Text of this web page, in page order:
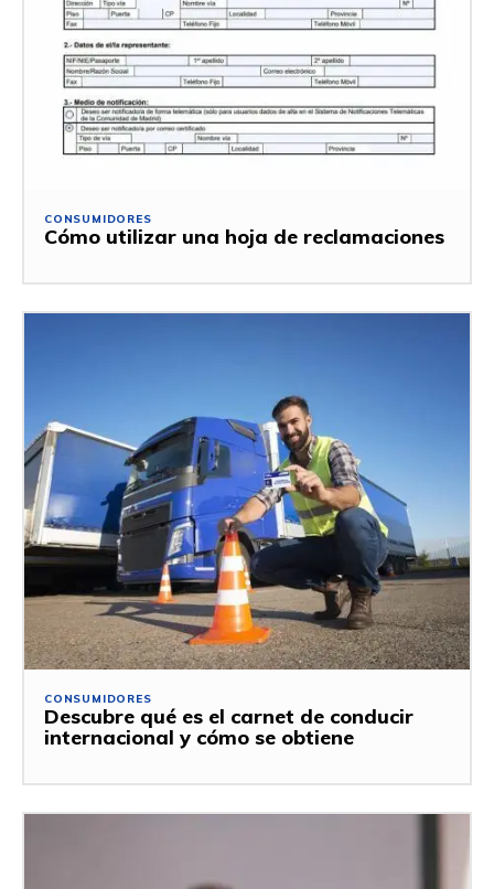
CONSUMIDORES
Cómo utilizar una hoja de reclamaciones
CONSUMIDORES
Descubre qué es el carnet de conducir
internacional y cómo se obtiene